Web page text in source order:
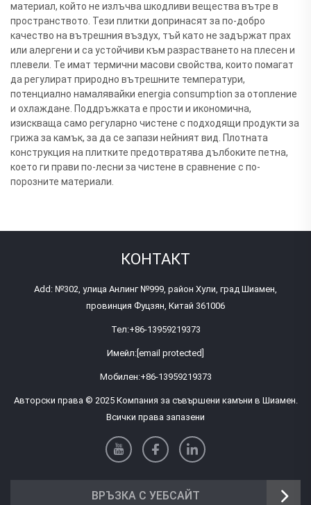
материал, който не излъчва шкодливи вещества вътре в
пространството. Тези плитки допринасят за по-добро
качество на вътрешния въздух, тъй като не задържат прах
или алергени и са устойчиви към разрастването на плесен и
плевели. Те имат термични масови свойства, които помагат
да регулират природно вътрешните температури,
потенциално намалявайки energia consumption за отопление
и охлаждане. Поддръжката е прости и икономична,
изискваща само регуларно чистене с подходящи продукти за
грижа за камък, за да се запази нейният вид. Плотната
конструкция на плитките предотвратява дълбоките петна,
което ги прави по-лесни за чистене в сравнение с по-
порозните материали.
КОНТАКТ
Add: №302, улица Анлинг №999, район Хули, град Шиамен,
провинция Фуцзян, Китай 361006
Тел:+86-13959219373
Имейл: [email protected]
Мобилен:+86-13959219373
Авторски права © 2025 Компания за съвършени камъни в Шиамен.
Всички права запазени
ВРЪЗКА С УЕБСАЙТ